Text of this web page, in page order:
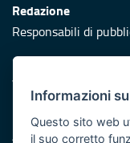
Redazione
Responsabili di
Protezione civile
Vai al sito di
Iniziativa finanziata
Asse XI
Informazioni
Questo sito web
il suo corretto